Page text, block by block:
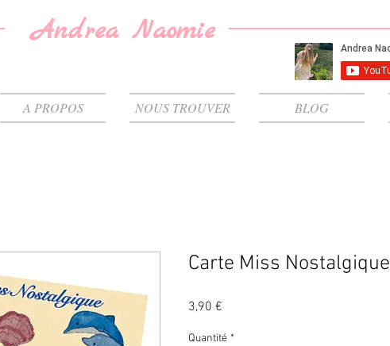
Andrea Naomie
A PROPOS NOUS TROUVER BLOG
Carte Miss Nostalgique
3,90 €
Quantité *